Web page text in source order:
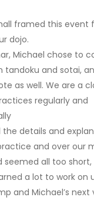
framed this event
dojo.
Michael chose to
tandoku and sotai,
as well. We are a
regularly and
the details and
and over our
seemed all too short,
a lot to work on
and Michael’s